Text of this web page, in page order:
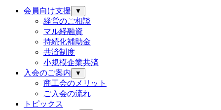
会員向け支援 ▼
経営のご相談
マル経融資
持続化補助金
共済制度
小規模企業共済
入会のご案内
▼
商工会のメリット
ご入会の流れ
トピックス